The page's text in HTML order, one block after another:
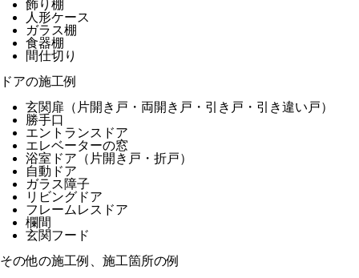
飾り棚
人形ケース
ガラス棚
食器棚
間仕切り
ドアの施工例
玄関扉（片開き戸・両開き戸・引き戸・引き違い戸）
勝手口
エントランスドア
エレベーターの窓
浴室ドア（片開き戸・折戸）
自動ドア
ガラス障子
リビングドア
フレームレスドア
欄間
玄関フード
その他の施工例、施工箇所の例